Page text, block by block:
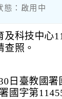
：啟用中
及科技中心
照。
日臺教國
國字第